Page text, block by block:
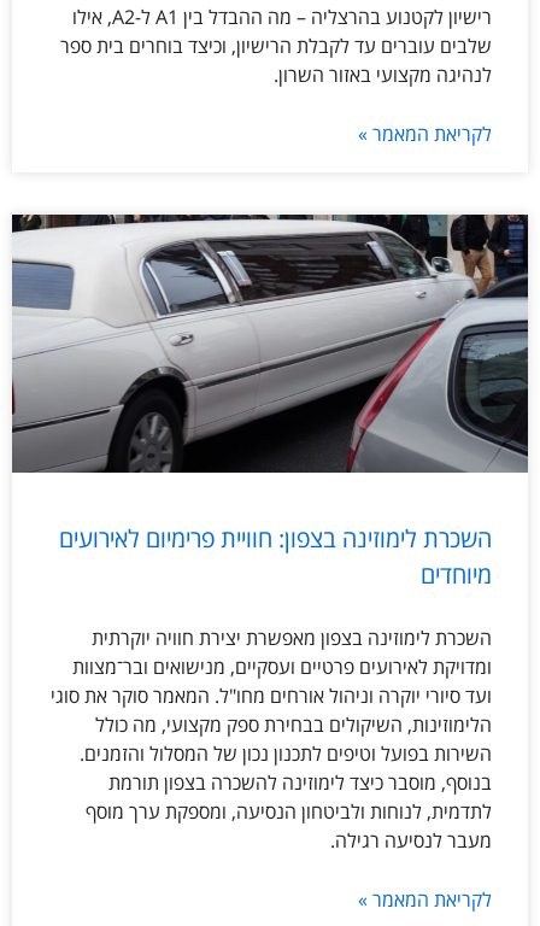
רישיון לקטנוע בהרצליה – מה ההבדל בין A1 ל-A2, אילו
שלבים עוברים עד לקבלת הרישיון, וכיצד בוחרים בית ספר
לנהיגה מקצועי באזור השרון.
לקריאת המאמר »
השכרת לימוזינה בצפון: חוויית פרימיום לאירועים
מיוחדים
השכרת לימוזינה בצפון מאפשרת יצירת חוויה יוקרתית
ומדויקת לאירועים פרטיים ועסקיים, מנישואים ובר־מצוות
ועד סיורי יוקרה וניהול אורחים מחו"ל. המאמר סוקר את סוגי
הלימוזינות, השיקולים בבחירת ספק מקצועי, מה כולל
השירות בפועל וטיפים לתכנון נכון של המסלול והזמנים.
בנוסף, מוסבר כיצד לימוזינה להשכרה בצפון תורמת
לתדמית, לנוחות ולביטחון הנסיעה, ומספקת ערך מוסף
מעבר לנסיעה רגילה.
לקריאת המאמר »